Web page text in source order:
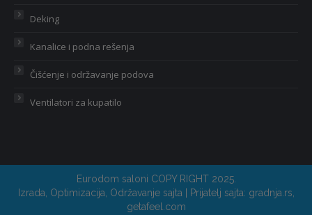
Deking
Kanalice i podna rešenja
Čišćenje i održavanje podova
Ventilatori za kupatilo
Eurodom saloni COPY RIGHT 2025.
Izrada Optimizacija Održavanje sajta | Prijatelj sajta: gradnja.rs
getafeel.com